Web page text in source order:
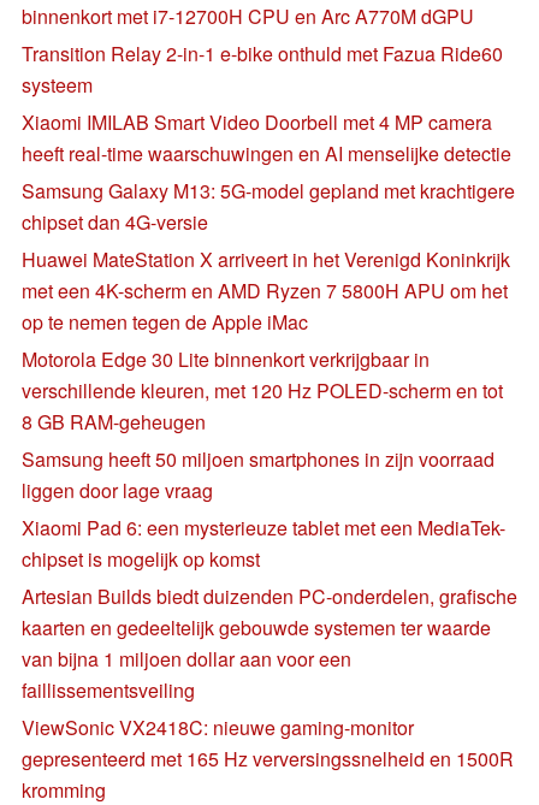
binnenkort met i7-12700H CPU en Arc A770M dGPU
Transition Relay 2-in-1 e-bike onthuld met Fazua Ride60
systeem
Xiaomi IMILAB Smart Video Doorbell met 4 MP camera
heeft real-time waarschuwingen en AI menselijke detectie
Samsung Galaxy M13: 5G-model gepland met krachtigere
chipset dan 4G-versie
Huawei MateStation X arriveert in het Verenigd Koninkrijk
met een 4K-scherm en AMD Ryzen 7 5800H APU om het
op te nemen tegen de Apple iMac
Motorola Edge 30 Lite binnenkort verkrijgbaar in
verschillende kleuren, met 120 Hz POLED-scherm en tot
8 GB RAM-geheugen
Samsung heeft 50 miljoen smartphones in zijn voorraad
liggen door lage vraag
Xiaomi Pad 6: een mysterieuze tablet met een MediaTek-
chipset is mogelijk op komst
Artesian Builds biedt duizenden PC-onderdelen, grafische
kaarten en gedeeltelijk gebouwde systemen ter waarde
van bijna 1 miljoen dollar aan voor een
faillissementsveiling
ViewSonic VX2418C: nieuwe gaming-monitor
gepresenteerd met 165 Hz verversingssnelheid en 1500R
kromming